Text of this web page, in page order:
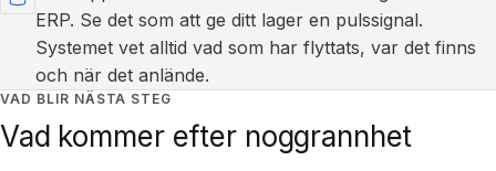
ERP. Se det som att ge ditt lager en pulssignal.
Systemet vet alltid vad som har flyttats, var det finns
och när det anlände.
VAD BLIR NÄSTA STEG
Vad kommer efter noggrannhet